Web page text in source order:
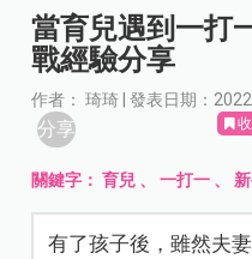
當育兒遇到一
戰經驗分享
作者： 琦琦 | 發表日期：
分享
關鍵字：育兒 、一打一 、
有了孩子後，雖然夫